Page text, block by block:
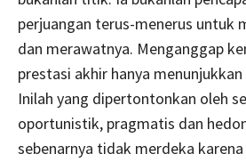
perjuangan terus-menerus untuk
dan merawatnya. Menganggap
prestasi akhir hanya
Inilah yang dipertontonkan oleh
oportunistik, pragmatis dan
sebenarnya tidak merdeka